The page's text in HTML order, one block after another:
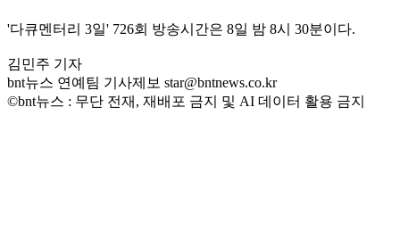
'다큐멘터리 3일' 726회 방송시간은 8일 밤 8시 30분이다.
김민주 기자
bnt뉴스 연예팀 기사제보 star@bntnews.co.kr
©bnt뉴스 : 무단 전재, 재배포 금지 및 AI 데이터 활용 금지